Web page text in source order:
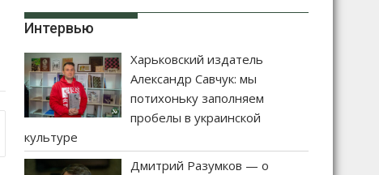
Интервью
Харьковский издатель
Александр Савчук: мы
потихоньку заполняем
пробелы в украинской
культуре
Дмитрий Разумков — о